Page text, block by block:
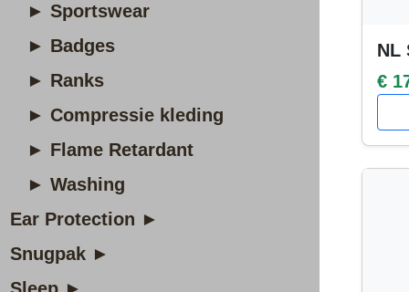
► Sportswear
► Badges
► Ranks
► Compressie kleding
► Flame Retardant
► Washing
Ear Protection ►
Snugpak ►
NL
€